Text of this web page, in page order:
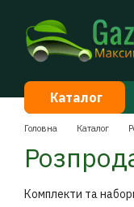
Каталог
Головна Каталог
Комплекти та